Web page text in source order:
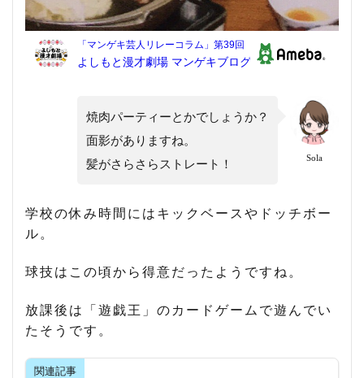
Sola
焼肉パーティーとかでしょうか？
面影がありますね。
髪がさらさらストレート！
学校の休み時間にはキックベースやドッチボー
ル。
球技はこの頃から得意だったようですね。
放課後は「遊戯王」のカードゲームで遊んでい
たそうです。
関連記事